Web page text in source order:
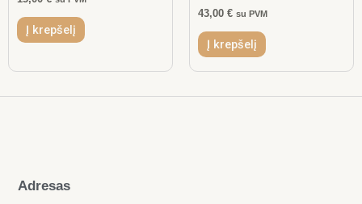
Į krepšelį
43,00 € su PVM
Į krepšelį
Adresas